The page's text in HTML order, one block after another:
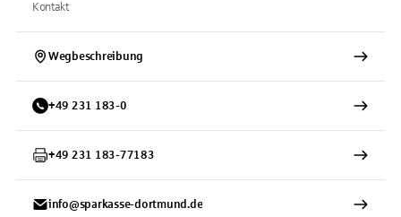
Kontakt
Wegbeschreibung
+49 231 183-0
+49 231 183-77183
info@sparkasse-dortmund.de